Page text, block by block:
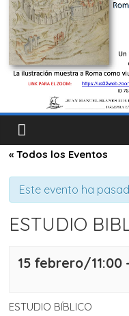
« Todos los Eventos
Este evento ha
ESTUDIO
15 febrero/11:00
ESTUDIO BÍBLICO